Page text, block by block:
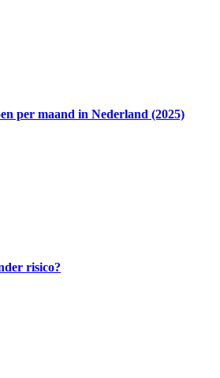
per maand in Nederland (2025)
risico?